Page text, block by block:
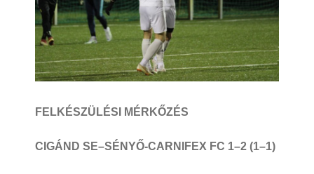
FELKÉSZÜLÉSI MÉRKŐZÉS
CIGÁND SE–SÉNYŐ-CARNIFEX FC 1–2 (1–1)